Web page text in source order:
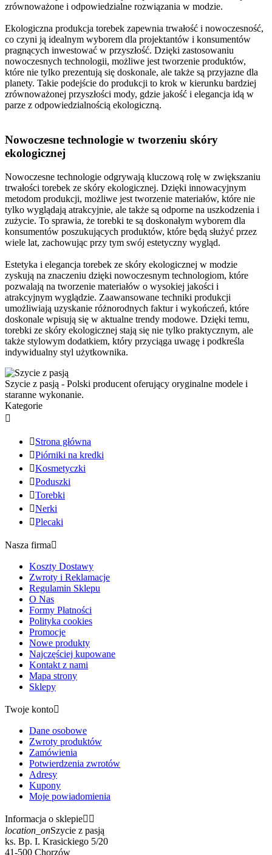
zrównoważone i odpowiedzialne rozwiązania w modzie.
Ekologiczna produkcja torebek zapewnia trwałość i nowoczesność,
co czyni ją idealnym wyborem dla projektantów i konsumentów
pragnących inwestować w przyszłość. Dzięki zastosowaniu
nowoczesnych technologii, możliwe jest tworzenie produktów,
które nie tylko prezentują się doskonale, ale także są przyjazne dla
planety. Takie podejście do produkcji to krok w kierunku bardziej
zrównoważonej przyszłości mody, gdzie jakość i elegancja idą w
parze z odpowiedzialnością ekologiczną.
Nowoczesne technologie w tworzeniu skóry
ekologicznej
Nowoczesne technologie odgrywają kluczową rolę w zwiększaniu
trwałości torebek ze skóry ekologicznej. Dzięki innowacyjnym
metodom produkcji, możliwe jest tworzenie materiałów, które nie
tylko wyglądają atrakcyjnie, ale także są odporne na uszkodzenia i
zużycie. To sprawia, że torebki te są doskonałym wyborem dla
konsumentów poszukujących produktów, które będą służyć przez
wiele lat, zachowując przy tym swój estetyczny wygląd.
Estetyka i elegancja torebek ze skóry ekologicznej w modzie
zyskują na znaczeniu dzięki nowoczesnym technologiom, które
pozwalają na tworzenie materiałów o wysokiej jakości i
atrakcyjnym wyglądzie. Zaawansowane techniki produkcji
umożliwiają uzyskanie różnorodnych faktur i wykończeń, które
doskonale wpisują się w aktualne trendy modowe. Dzięki temu,
torebki ze skóry ekologicznej stają się nie tylko praktycznym, ale
także stylowym dodatkiem, który przyciąga uwagę i podkreśla
indywidualny styl użytkownika.
Szycie z pasją - Polski producent oferujący oryginalne modele i
staranne wykonanie.
Kategorie

Strona główna
Piórniki na kredki
Kosmetyczki
Poduszki
Torebki
Nerki
Plecaki
Nasza firma
Koszty Dostawy
Zwroty i Reklamacje
Regulamin Sklepu
O Nas
Formy Płatności
Polityka cookies
Promocje
Nowe produkty
Najczęściej kupowane
Kontakt z nami
Mapa strony
Sklepy
Twoje konto
Dane osobowe
Zwroty produktów
Zamówienia
Potwierdzenia zwrotów
Adresy
Kupony
Moje powiadomienia
Informacja o sklepie 
location_onSzycie z pasją
ks. Bp. I. Krasickiego 5/20
41-500 Chorzów